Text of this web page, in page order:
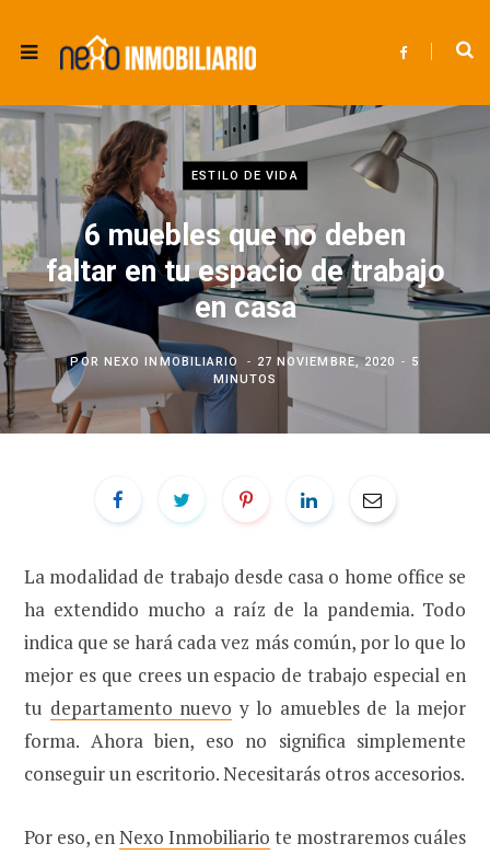
F
b
o
o
k
ESTILO DE VIDA
6 muebles que no deben
faltar en tu espacio de trabajo
en casa
POR NEXO INMOBILIARIO 27 NOVIEMBRE, 2020
5
MINUTOS
La modalidad de trabajo desde casa o home office se
ha extendido mucho a raíz de la pandemia. Todo
indica que se hará cada vez más común, por lo que lo
mejor es que crees un espacio de trabajo especial en
tu departamento nuevo y lo amuebles de la mejor
forma. Ahora bien, eso no significa simplemente
conseguir un escritorio. Necesitarás otros accesorios.
Por eso, enNexo Inmobiliario te mostraremos cuáles